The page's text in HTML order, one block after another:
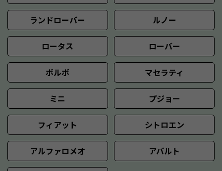
ランドローバー ルノー
ロータス ローバー
ボルボ マセラティ
ミニ プジョー
フィアット シトロエン
アルファロメオ アバルト